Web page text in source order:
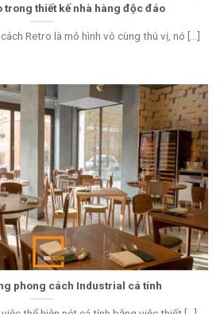
trong thiết kế nhà hàng độc đáo
Retro là mô hình vô cùng thú vị, nó [...]
phong cách Industrial cá tính